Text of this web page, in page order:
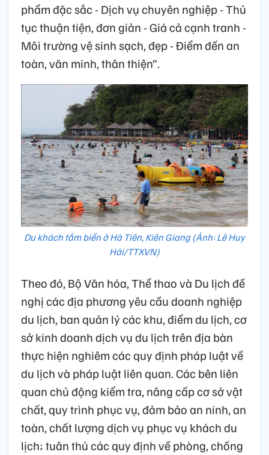
phẩm đặc sắc - Dịch vụ chuyên nghiệp - Thủ
tục thuận tiện, đơn giản - Giá cả cạnh tranh -
Môi trường vệ sinh sạch, đẹp - Điểm đến an
toàn, văn minh, thân thiện”.
Du khách tắm biển ở Hà Tiên, Kiên Giang (Ảnh: Lê Huy
Hải/TTXVN)
Theo đó, Bộ Văn hóa, Thể thao và Du lịch đề
nghị các địa phương yêu cầu doanh nghiệp
du lịch, ban quản lý các khu, điểm du lịch, cơ
sở kinh doanh dịch vụ du lịch trên địa bàn
thực hiện nghiêm các quy định pháp luật về
du lịch và pháp luật liên quan. Các bên liên
quan chủ động kiểm tra, nâng cấp cơ sở vật
chất, quy trình phục vụ, đảm bảo an ninh, an
toàn, chất lượng dịch vụ phục vụ khách du
lịch; tuân thủ các quy định về phòng, chống